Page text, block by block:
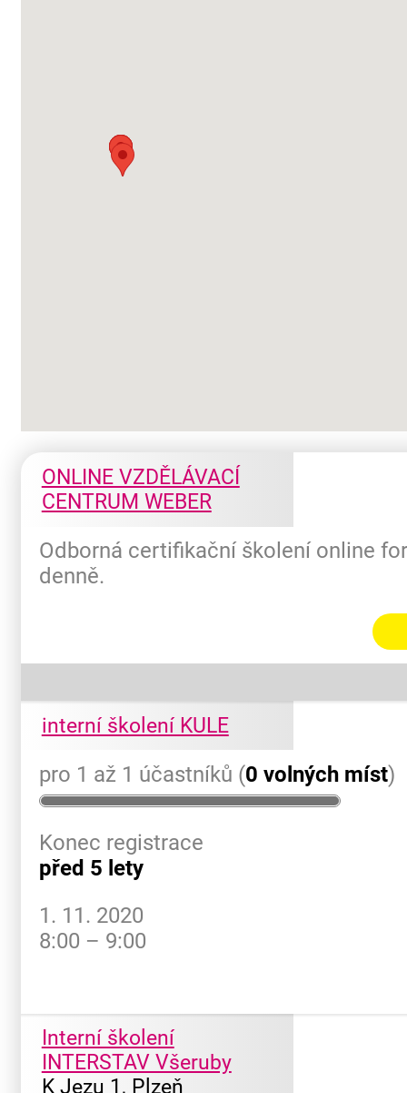
ONLINE VZDĚLÁVACÍ
CENTRUM WEBER
Odborná certifikační školení online
denně.
interní školení KULE
pro 1 až 1 účastníků (0 volných míst)
Konec registrace
před 5 lety
1. 11. 2020
8:00 – 9:00
Interní školení
INTERSTAV Všeruby
K Jezu 1, Plzeň